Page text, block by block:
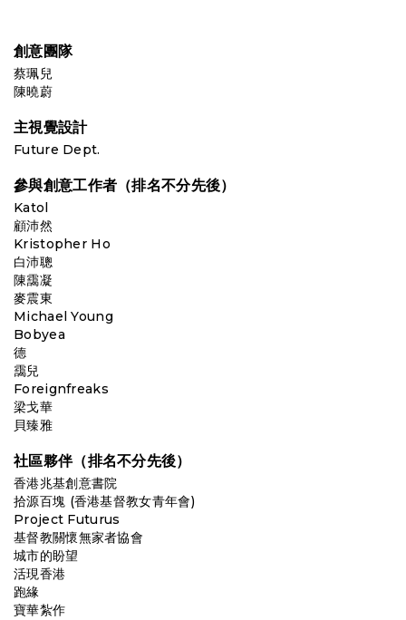
創意團隊
蔡珮兒
陳曉蔚
主視覺設計
Future Dept.
參與創意工作者（排名不分先後）
Katol
顧沛然
Kristopher Ho
白沛聰
陳靄凝
麥震東
Michael Young
Bobyea
德
靄兒
Foreignfreaks
梁戈華
貝臻雅
社區夥伴（排名不分先後）
香港兆基創意書院
拾源百塊 (香港基督教女青年會)
Project Futurus
基督教關懷無家者協會
城市的盼望
活現香港
跑緣
寶華紮作